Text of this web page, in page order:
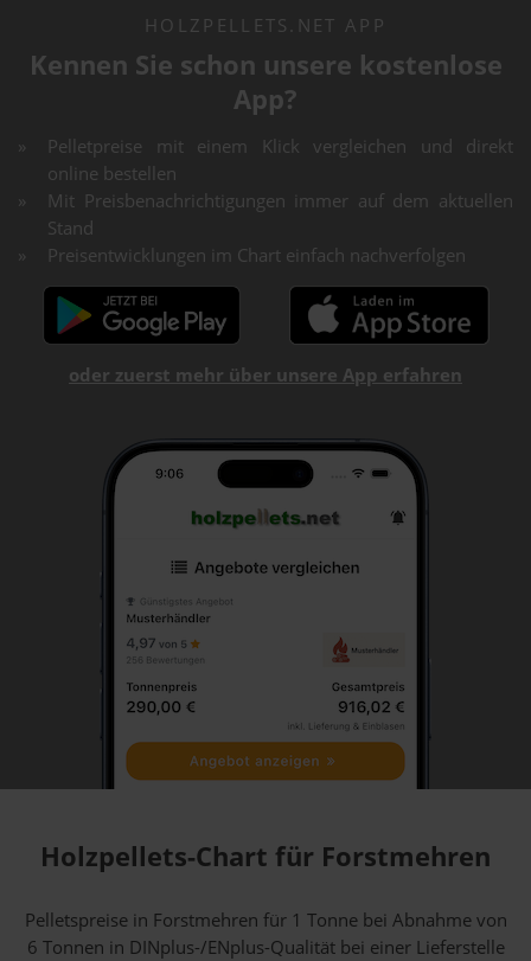
HOLZPELLETS.NET APP
Kennen Sie schon unsere kostenlose
App?
Pelletpreise mit einem Klick vergleichen und direkt
online bestellen
Mit Preisbenachrichtigungen immer auf dem aktuellen
Stand
Preisentwicklungen im Chart einfach nachverfolgen
oder zuerst mehr über unsere App erfahren
Holzpellets-Chart für Forstmehren
Pelletspreise in Forstmehren für 1 Tonne bei Abnahmevon
6 Tonnen in DINplus-/ENplus-Qualität bei einer Lieferstelle